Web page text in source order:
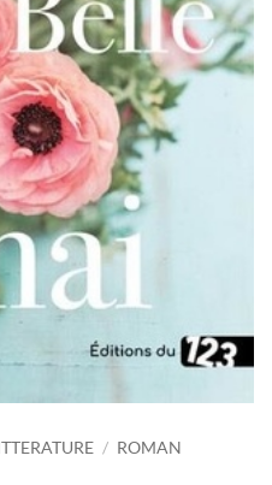
/ ROMAN